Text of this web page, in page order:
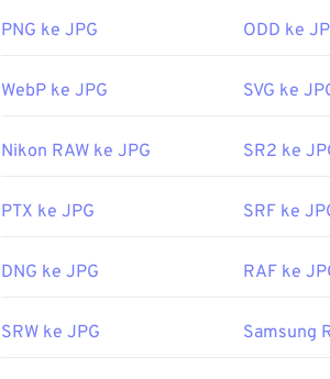
Hampir semua program dan aplikasi
penampil gambar, editor gambar, atau
File JPG terbuka otomatis di peramban
ukuran gambar JPEG, gunakan alat
Alat JPG Terkait:
PNG ke JPG ODD ke
WebP ke JPG SVG ke
Nikon RAW ke JPG SR2 ke
PTX ke JPG SRF ke
DNG ke JPG RAF ke
SRW ke JPG Samsung